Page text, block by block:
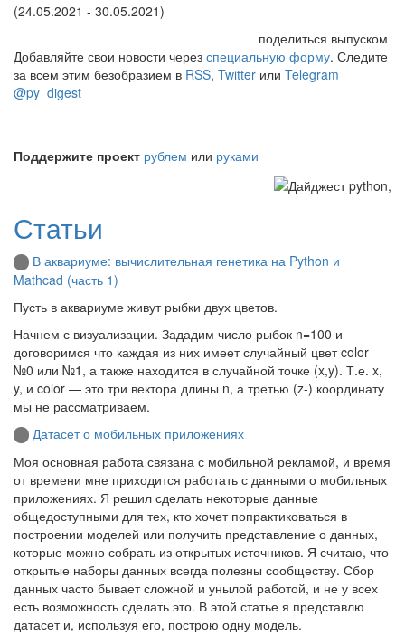
(24.05.2021 - 30.05.2021)
поделиться выпуском
Добавляйте свои новости через специальную форму. Следите
за всем этим безобразием в RSS, Twitter или Telegram
@py_digest
Поддержите проект рублем или руками
Статьи
В аквариуме: вычислительная генетика на Python и
Mathcad (часть 1)
Пусть в аквариуме живут рыбки двух цветов.
Начнем с визуализации. Зададим число рыбок n=100 и
договоримся что каждая из них имеет случайный цвет color
№0 или №1, а также находится в случайной точке (x,y). Т.е. x,
y, и color — это три вектора длины n, а третью (z-) координату
мы не рассматриваем.
Датасет о мобильных приложениях
Моя основная работа связана с мобильной рекламой, и время
от времени мне приходится работать с данными о мобильных
приложениях. Я решил сделать некоторые данные
общедоступными для тех, кто хочет попрактиковаться в
построении моделей или получить представление о данных,
которые можно собрать из открытых источников. Я считаю, что
открытые наборы данных всегда полезны сообществу. Сбор
данных часто бывает сложной и унылой работой, и не у всех
есть возможность сделать это. В этой статье я представлю
датасет и, используя его, построю одну модель.